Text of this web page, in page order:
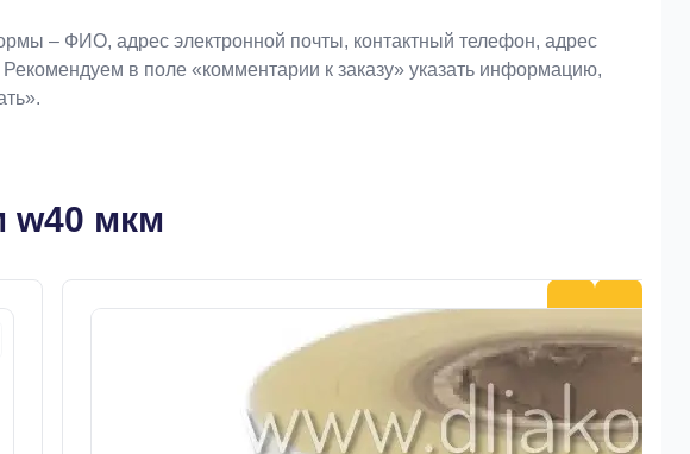
– ФИО, адрес электронной почты, контактный телефон, адрес
в поле «комментарии к заказу» указать информацию,
w40 мкм